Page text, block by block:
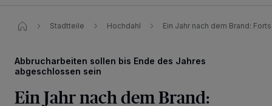
Stadtteile Hochdahl Ein Jahr nach dem Brand:
Abbrucharbeiten sollen bis Ende des Jahres
abgeschlossen sein
Ein Jahr nach dem Brand: